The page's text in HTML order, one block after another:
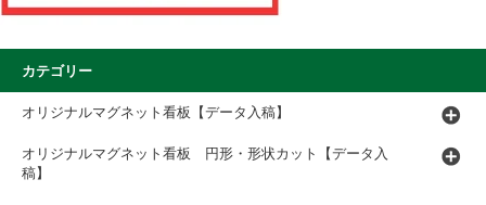
カテゴリー
オリジナルマグネット看板【データ入稿】
オリジナルマグネット看板 円形・形状カット【データ入
稿】